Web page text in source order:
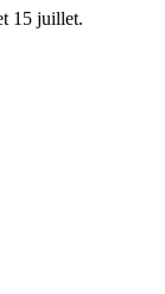
15 juillet.